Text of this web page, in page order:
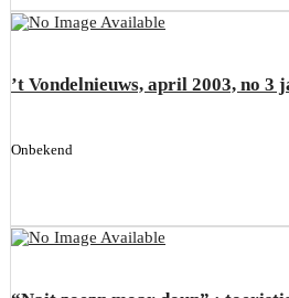
’t Vondelnieuws, april 2003, no 3
Onbekend